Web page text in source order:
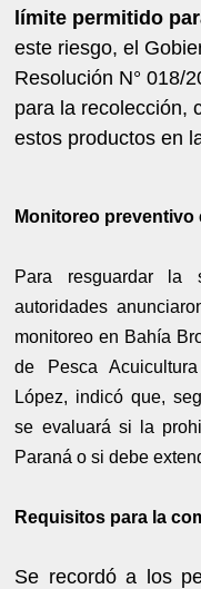
límite permitido
este riesgo, el
Resolución N° 018/
para la recolección,
estos productos en
Monitoreo preventivo
Para resguardar la
autoridades
monitoreo en Bahía
de Pesca
López, indicó que,
se evaluará si la
Paraná o si debe
Requisitos para la
Se recordó a los